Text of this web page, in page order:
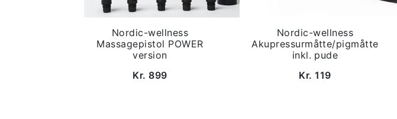
Nordic-wellness
Massagepistol POWER
version
Kr. 899
Nordic-wellness
Akupressurmåtte/pigmåtte
inkl. pude
Kr. 119